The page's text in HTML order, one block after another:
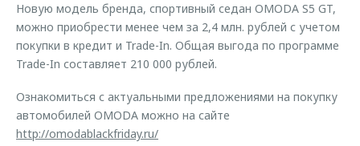
Новую модель бренда, спортивный седан OMODA S5 GT,
можно приобрести менее чем за 2,4 млн. рублей с учетом
покупки в кредит и Trade-In. Общая выгода по программе
Trade-In составляет 210 000 рублей.
Ознакомиться с актуальными предложениями на покупку
автомобилей OMODA можно на сайте
http://omodablackfriday.ru/